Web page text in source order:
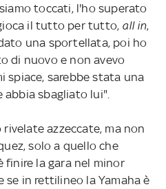
toccati, l'ho superato
il tutto per tutto, all in,
una sportellata, poi ho
di nuovo e non avevo
spiace, sarebbe stata una
sbagliato lui".
azzeccate, ma non
solo a quello che
finire la gara nel minor
se in rettilineo la Yamaha è